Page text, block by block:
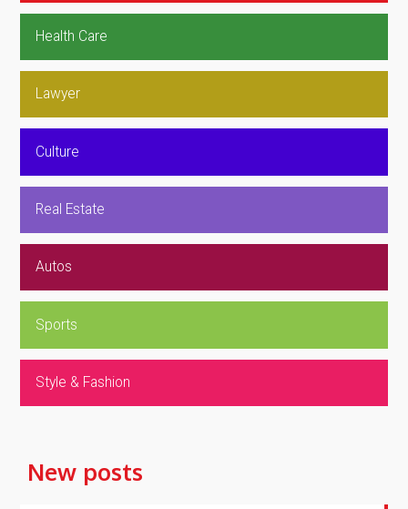
Health Care
Lawyer
Culture
Real Estate
Autos
Sports
Style & Fashion
New posts